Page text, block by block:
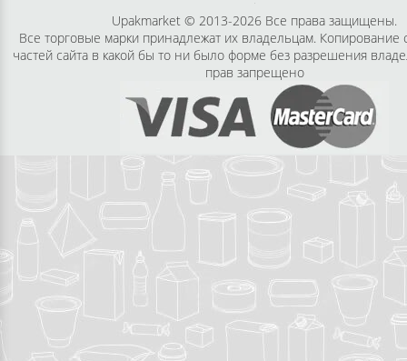
Upakmarket © 2013-2026 Все права защищены.
Все торговые марки принадлежат их владельцам. Копирование
частей сайта в какой бы то ни было форме без разрешения
прав запрещено